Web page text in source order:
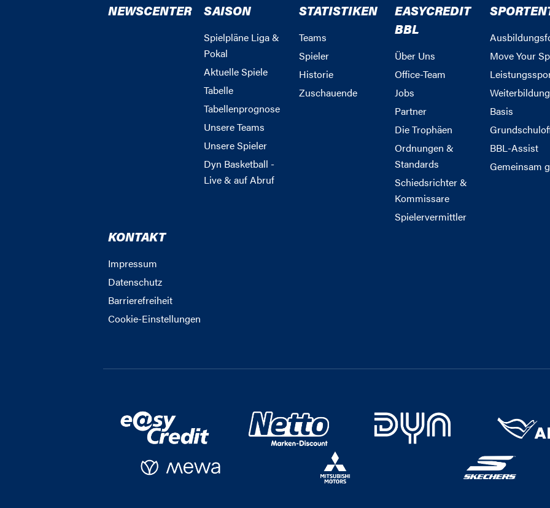
NEWSCENTER SAISON
Spielpläne Liga &
Pokal
Aktuelle Spiele
Tabelle
Tabellenprognose
Unsere Teams
Unsere Spieler
Dyn Basketball -
Live & auf Abruf
STATISTIKEN
Teams
Spieler
Historie
Zuschauende
EASYCREDIT
BBL
Über Uns
Office-Team
Jobs
Partner
Die Trophäen
Ordnungen &
Standards
Schiedsrichter &
Kommissare
Spielervermittler
Move Your
Weiterbildung
Basis
BBL-Assist
Gemeinsam
KONTAKT
Impressum
Datenschutz
Barrierefreiheit
Cookie-Einstellungen